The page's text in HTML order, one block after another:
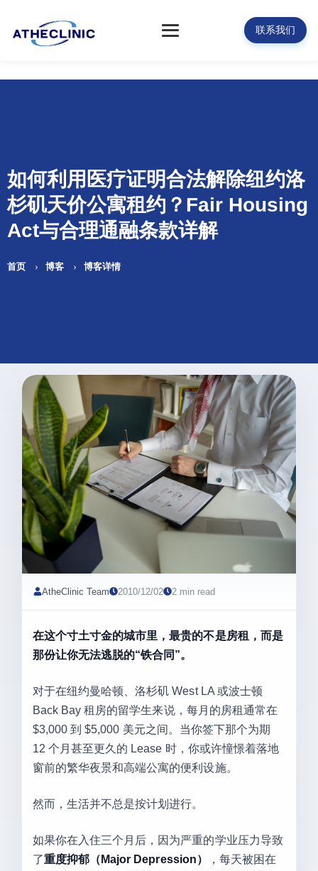
联系我们
如何利用医疗证明合法解除纽约洛
杉矶天价公寓租约？Fair Housing
Act与合理通融条款详解
首页 博客 博客详情
AtheClinic Team 2010/12/02 2 min read
在这个寸土寸金的城市里，最贵的不是房租，而是
那份让你无法逃脱的“铁合同”。
对于在纽约曼哈顿、洛杉矶 West LA 或波士顿
Back Bay 租房的留学生来说，每月的房租通常在
$3,000 到 $5,000 美元之间。当你签下那个为期
12 个月甚至更久的 Lease 时，你或许憧憬着落地
窗前的繁华夜景和高端公寓的便利设施。
然而，生活并不总是按计划进行。
如果你在入住三个月后，因为严重的学业压力导致
了重度抑郁（Major Depression）
，每天被困在